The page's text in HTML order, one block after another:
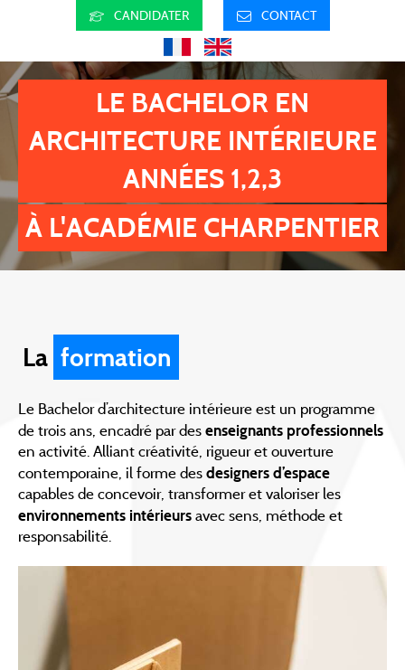
CANDIDATER CONTACT
LE BACHELOR EN
ARCHITECTURE INTÉRIEURE
ANNÉES 1,2,3
À L'ACADÉMIE CHARPENTIER
La formation
Le Bachelor d’architecture intérieure est un programme
de trois ans, encadré par desenseignants professionnels
en activité. Alliant créativité, rigueur et ouverture
contemporaine, il forme desdesigners d’espace
capables de concevoir, transformer et valoriser les
environnements intérieursavec sens, méthode et
responsabilité.